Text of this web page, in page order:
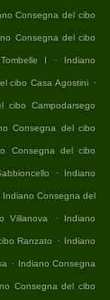
Consegna del cibo
Consegna del cibo
I . Indiano
cibo Casa Agostini .
cibo Campodarsego
Consegna del cibo
Consegna del cibo
. Indiano
Indiano Consegna del
Villanova . Indiano
Ranzato . Indiano
. Indiano Consegna
Consegna del cibo